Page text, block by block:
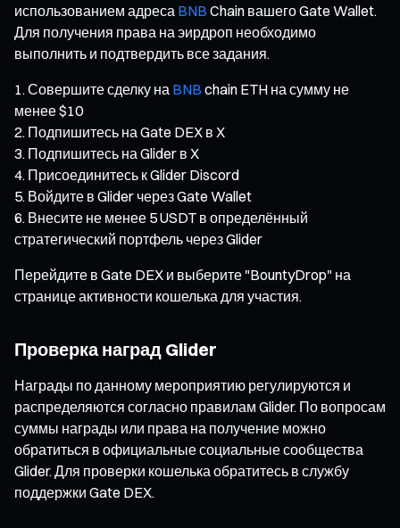
использованием адреса BNB Chain вашего Gate Wallet.
Для получения права на эирдроп необходимо
выполнить и подтвердить все задания.
Совершите сделку на BNB chain ETH на сумму не
менее $10
Подпишитесь на Gate DEX в X
Подпишитесь на Glider в X
Присоединитесь к Glider Discord
Войдите в Glider через Gate Wallet
Внесите не менее 5 USDT в определённый
стратегический портфель через Glider
Перейдите в Gate DEX и выберите "BountyDrop" на
странице активности кошелька для участия.
Проверка наград Glider
Награды по данному мероприятию регулируются и
распределяются согласно правилам Glider. По вопросам
суммы награды или права на получение можно
обратиться в официальные социальные сообщества
Glider. Для проверки кошелька обратитесь в службу
поддержки Gate DEX.